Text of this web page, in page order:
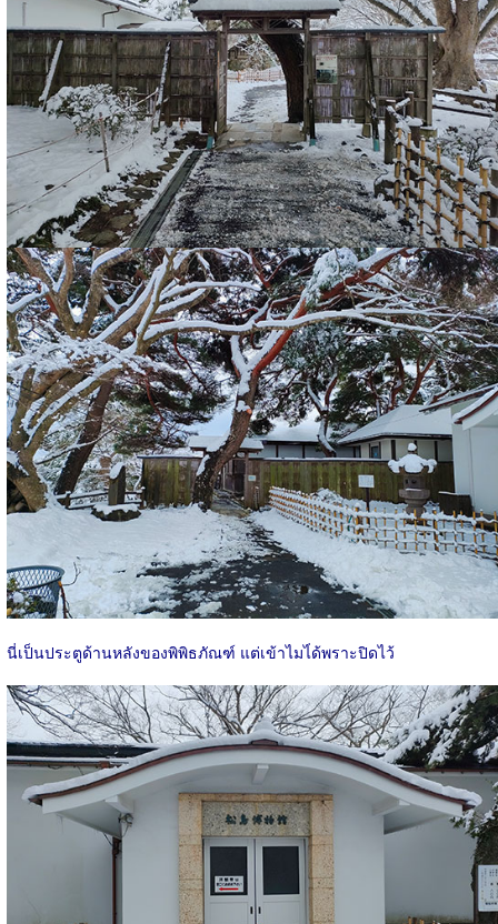
นี่เป็นประตูด้านหลังของพิพิธภัณฑ์ แต่เข้าไมไ่ด้พราะปิดไว้